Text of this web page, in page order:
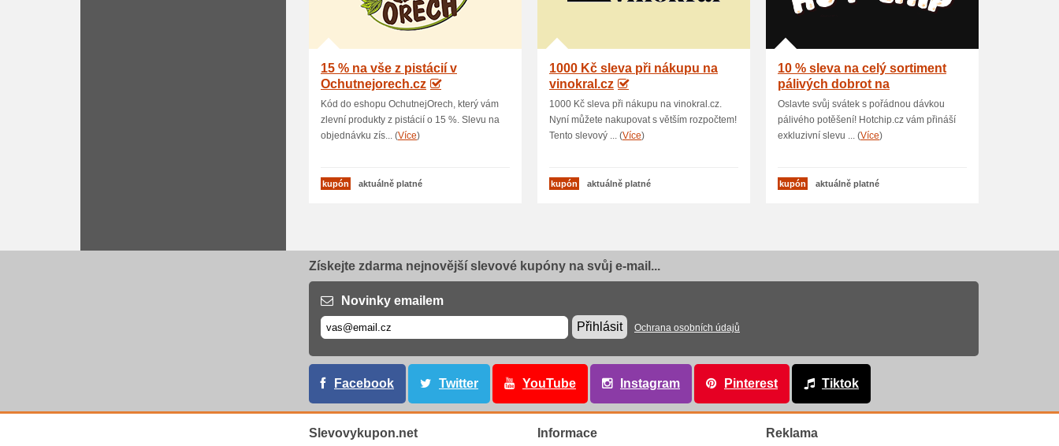
15 % na vše z pistácií v
Ochutnejorech.cz
Kód do eshopu OchutnejOrech, který vám
zlevní produkty z pistácií o 15 %. Slevu na
objednávku zís... (Více)
kupón aktuálně platné
1000 Kč sleva při nákupu na
vinokral.cz
1000 Kč sleva při nákupu na vinokral.cz.
Nyní můžete nakupovat s větším rozpočtem!
Tento slevový ... (Více)
kupón aktuálně platné
10 % sleva na celý sortiment
pálivých dobrot na
Hotchip.cz
Oslavte svůj svátek s pořádnou dávkou
pálivého potěšení! Hotchip.cz vám přináší
exkluzivní slevu ... (Více)
kupón aktuálně platné
Získejte zdarma nejnovější slevové kupóny na svůj e-mail...
Novinky emailem
Přihlásit
Ochrana osobních údajů
Facebook Twitter YouTube Instagram Pinterest Tiktok
Slevovykupon.net Informace Reklama